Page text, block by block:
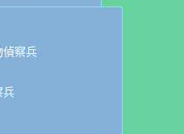
偵察兵
兵